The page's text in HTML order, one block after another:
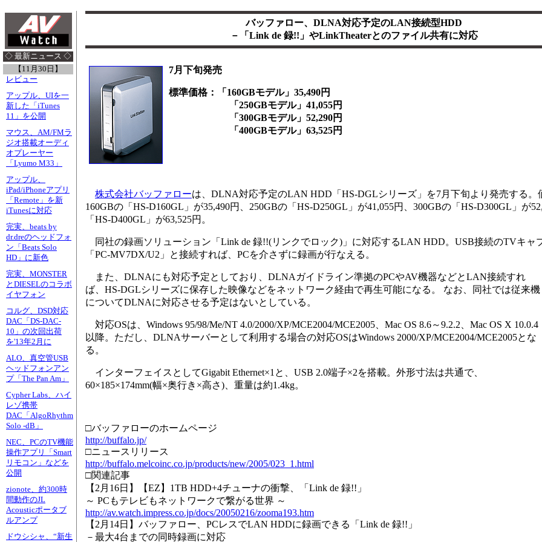
◇ 最新ニュース ◇
【11月30日】
レビュー
アップル、UIを一
新した「iTunes
11」を公開
マウス、AM/FMラ
ジオ搭載オーディ
オプレーヤー
「Lyumo M33」
アップル、
iPad/iPhoneアプリ
「Remote」を新
iTunesに対応
完実、beats by
dr.dreのヘッドフォ
ン「Beats Solo
HD」に新色
完実、MONSTER
とDIESELのコラボ
イヤフォン
コルグ、DSD対応
DAC「DS-DAC-
10」の次回出荷
を'13年2月に
ALO、真空管USB
ヘッドフォンアン
プ「The Pan Am」
Cypher Labs、ハイ
レゾ携帯
DAC「AlgoRhythm
Solo -dB」
NEC、PCのTV機能
操作アプリ「Smart
リモコン」などを
公開
zionote、約300時
間動作のJL
Acousticポータブ
ルアンプ
ドウシシャ、“新生
バッファロー、DLNA対応予定のLAN接続型HDD
－「Link de 録!!」やLinkTheaterとのファイル共有に対応
7月下旬発売
標準価格：「160GBモデル」35,490円
「250GBモデル」41,055円
「300GBモデル」52,290円
「400GBモデル」63,525円
株式会社バッファローは、DLNA対応予定のLAN HDD「HS-DGLシリーズ」を7月下旬より発売する。
160GBの「HS-D160GL」が35,490円、250GBの「HS-D250GL」が41,055円、300GBの「HS-D300GL」が
「HS-D400GL」が63,525円。
同社の録画ソリューション「Link de 録!!(リンクでロック)」に対応するLAN HDD。USB接続のTVキャ
「PC-MV7DX/U2」と接続すれば、PCを介さずに録画が行なえる。
また、DLNAにも対応予定としており、DLNAガイドライン準拠のPCやAV機器などとLAN接続すれ
ば、HS-DGLシリーズに保存した映像などをネットワーク経由で再生可能になる。 なお、同社では従来機
についてDLNAに対応させる予定はないとしている。
対応OSは、Windows 95/98/Me/NT 4.0/2000/XP/MCE2004/MCE2005、Mac OS 8.6～9.2.2、Mac OS X 10.0.4
以降。ただし、DLNAサーバーとして利用する場合の対応OSはWindows 2000/XP/MCE2004/MCE2005とな
る。
インターフェイスとしてGigabit Ethernet×1と、USB 2.0端子×2を搭載。外形寸法は共通で、
60×185×174mm(幅×奥行き×高さ)、重量は約1.4kg。
□バッファローのホームページ
http://buffalo.jp/
□ニュースリリース
http://buffalo.melcoinc.co.jp/products/new/2005/023_1.html
□関連記事
【2月16日】【EZ】1TB HDD+4チューナの衝撃、「Link de 録!!」
～ PCもテレビもネットワークで繋がる世界 ～
http://av.watch.impress.co.jp/docs/20050216/zooma193.htm
【2月14日】バッファロー、PCレスでLAN HDDに録画できる「Link de 録!!」
－最大4台までの同時録画に対応